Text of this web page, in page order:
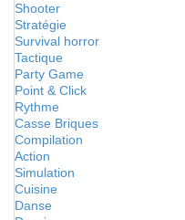
Shooter
Stratégie
Survival horror
Tactique
Party Game
Point & Click
Rythme
Casse Briques
Compilation
Action
Simulation
Cuisine
Danse